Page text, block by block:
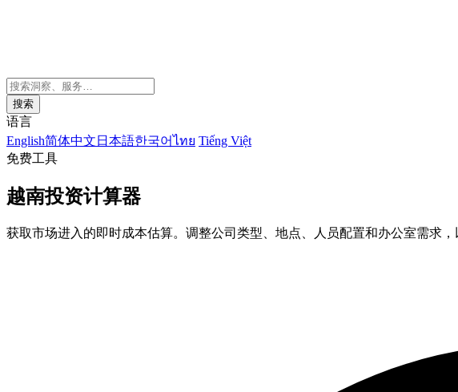
搜索
语言
English简体中文 日本語한국어ไทย Tiếng Việt
免费工具
越南投资计算器
获取市场进入的即时成本估算。调整公司类型、地点、人员配置和办公室需求，